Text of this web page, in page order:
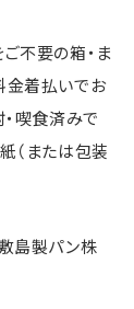
不要の箱・ま
金着払いでお
喫食済みで
（または包装
島製パン株